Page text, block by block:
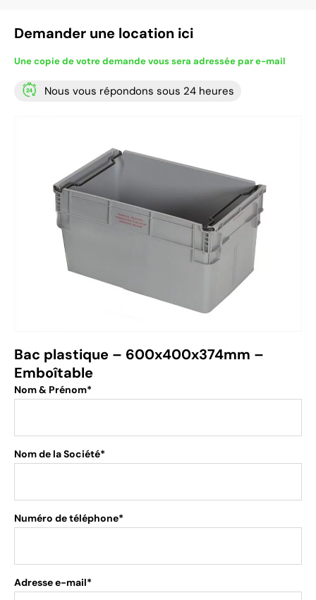
Demander une location ici
Une copie de votre demande vous sera adressée par e-mail
Nous vous répondons sous 24 heures
Bac plastique – 600x400x374mm –
Emboîtable
Nom & Prénom*
Nom de la Société*
Numéro de téléphone*
Adresse e-mail*